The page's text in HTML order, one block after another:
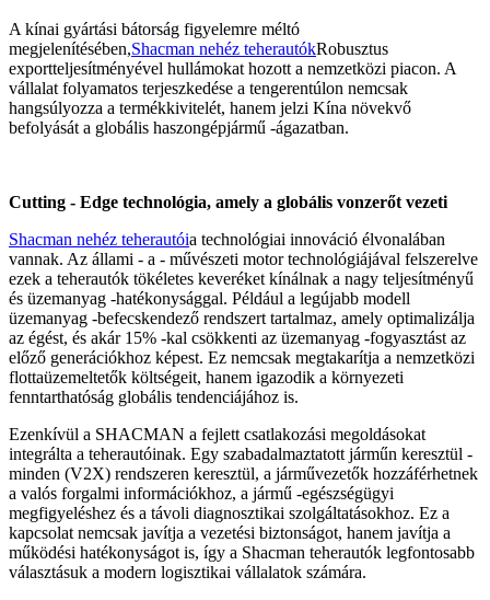
A kínai gyártási bátorság figyelemre méltó
megjelenítésében,Shacman nehéz teherautókRobusztus
exportteljesítményével hullámokat hozott a nemzetközi piacon. A
vállalat folyamatos terjeszkedése a tengerentúlon nemcsak
hangsúlyozza a termékkivitelét, hanem jelzi Kína növekvő
befolyását a globális haszongépjármű -ágazatban.
Cutting - Edge technológia, amely a globális vonzerőt vezeti
Shacman nehéz teherautóia technológiai innováció élvonalában
vannak. Az állami - a - művészeti motor technológiájával felszerelve
ezek a teherautók tökéletes keveréket kínálnak a nagy teljesítményű
és üzemanyag -hatékonysággal. Például a legújabb modell
üzemanyag -befecskendező rendszert tartalmaz, amely optimalizálja
az égést, és akár 15% -kal csökkenti az üzemanyag -fogyasztást az
előző generációkhoz képest. Ez nemcsak megtakarítja a nemzetközi
flottaüzemeltetők költségeit, hanem igazodik a környezeti
fenntarthatóság globális tendenciájához is.
Ezenkívül a SHACMAN a fejlett csatlakozási megoldásokat
integrálta a teherautóinak. Egy szabadalmaztatott járműn keresztül -
minden (V2X) rendszeren keresztül, a járművezetők hozzáférhetnek
a valós forgalmi információkhoz, a jármű -egészségügyi
megfigyeléshez és a távoli diagnosztikai szolgáltatásokhoz. Ez a
kapcsolat nemcsak javítja a vezetési biztonságot, hanem javítja a
működési hatékonyságot is, így a Shacman teherautók legfontosabb
választásuk a modern logisztikai vállalatok számára.